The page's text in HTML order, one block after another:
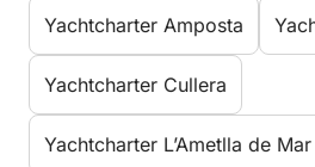
Yachtcharter Amposta
Yachtcharter Cullera
Yachtcharter L’Ametlla de Mar